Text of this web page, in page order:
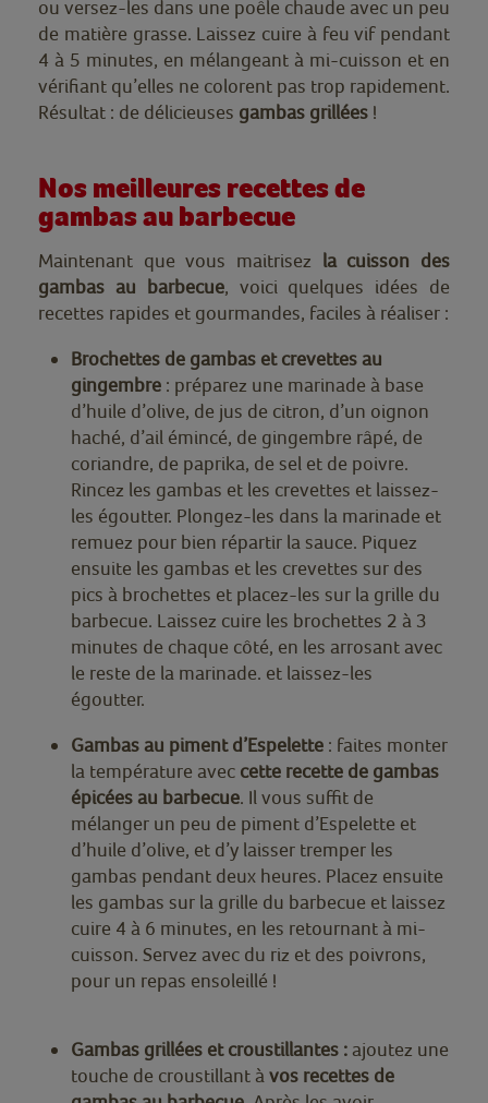
ou versez-les dans une poêle chaude avec un peu
de matière grasse. Laissez cuire à feu vif pendant
4 à 5 minutes, en mélangeant à mi-cuisson et en
vérifiant qu’elles ne colorent pas trop rapidement.
Résultat : de délicieuses gambas grillées !
Nos meilleures recettes de
gambas au barbecue
Maintenant que vous maitrisez
la cuisson des
gambas au barbecue, voici quelques idées de
recettes rapides et gourmandes, faciles à réaliser :
Brochettes de gambas et crevettes au
gingembre : préparez une marinade à base
d’huile d’olive, de jus de citron, d’un oignon
haché, d’ail émincé, de gingembre râpé, de
coriandre, de paprika, de sel et de poivre.
Rincez les gambas et les crevettes et laissez-
les égoutter. Plongez-les dans la marinade et
remuez pour bien répartir la sauce. Piquez
ensuite les gambas et les crevettes sur des
pics à brochettes et placez-les sur la grille du
barbecue. Laissez cuire les brochettes 2 à 3
minutes de chaque côté, en les arrosant avec
le reste de la marinade. et laissez-les
égoutter.
Gambas au piment d’Espelette : faites monter
la température avec cette recette de gambas
épicées au barbecue. Il vous suffit de
mélanger un peu de piment d’Espelette et
d’huile d’olive, et d’y laisser tremper les
gambas pendant deux heures. Placez ensuite
les gambas sur la grille du barbecue et laissez
cuire 4 à 6 minutes, en les retournant à mi-
cuisson. Servez avec du riz et des poivrons,
pour un repas ensoleillé !
Gambas grillées et croustillantes : ajoutez une
touche de croustillant à vos recettes de